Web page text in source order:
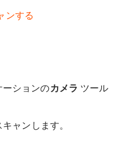
ンする
ーションのカメラ ツール
ャンします。